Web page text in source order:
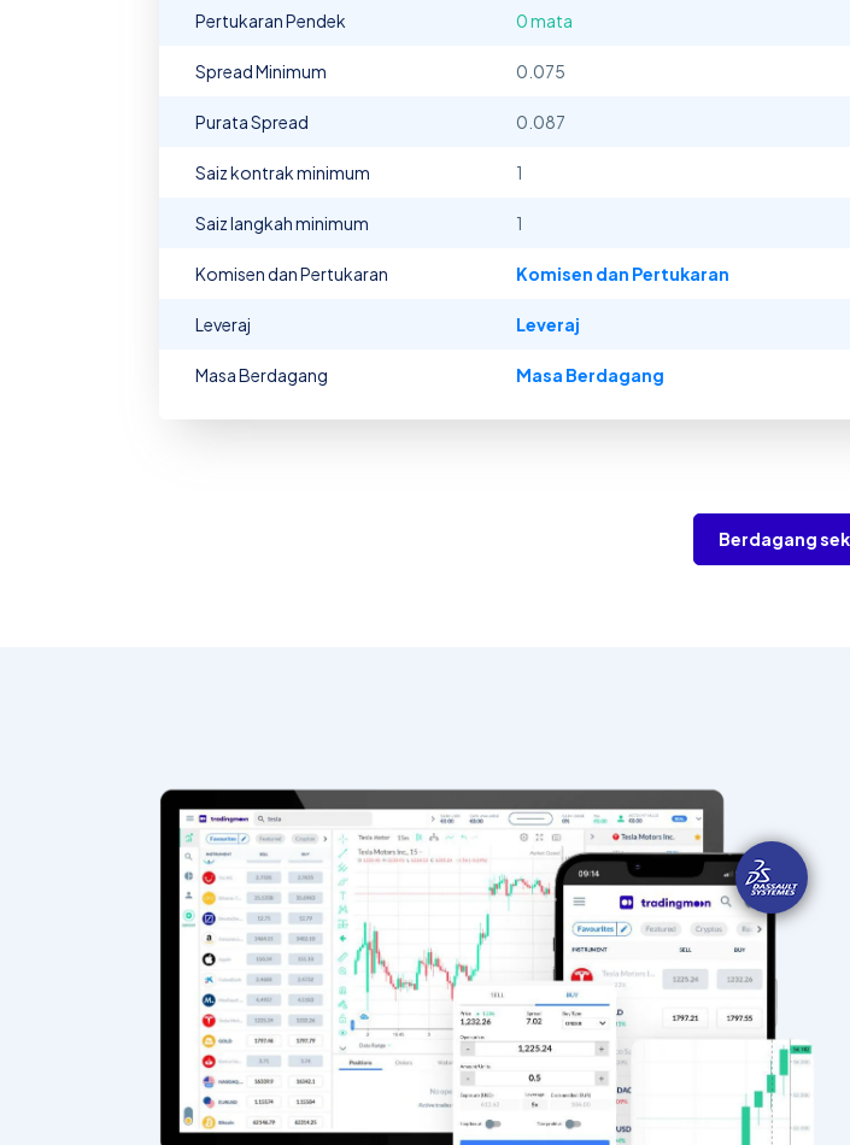
Pertukaran Pendek 0 mata
Spread Minimum 0.075
Purata Spread 0.087
Saiz kontrak minimum 1
Saiz langkah minimum 1
Komisen dan Pertukaran Komisen dan Pertukaran
Leveraj Leveraj
Masa Berdagang Masa Berdagang
Berdagang